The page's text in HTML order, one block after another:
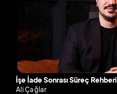
İşe İade Sonrası Süreç Rehberi
Ali Çağlar